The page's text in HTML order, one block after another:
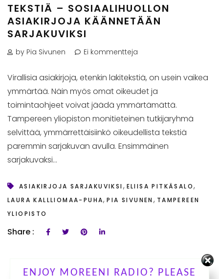
TEKSTIÄ – SOSIAALIHUOLLON
ASIAKIRJOJA KÄÄNNETÄÄN
SARJAKUVIKSI
by Pia Sivunen Ei kommentteja
Virallisia asiakirjoja, etenkin lakitekstiä, on usein vaikea
ymmärtää. Näin myös omat oikeudet ja
toimintaohjeet voivat jäädä ymmärtämättä.
Tampereen yliopiston monitieteinen tutkijaryhmä
selvittää, ymmärrettäisiinkö oikeudellista tekstiä
paremmin sarjakuvan avulla. Ensimmäinen
sarjakuvaksi...
ASIAKIRJOJA SARJAKUVIKSI, ELIISA PITKÄSALO,
LAURA KALLLIOMAA-PUHA,PIA SIVUNEN , TAMPEREEN
YLIOPISTO
Share :
ENJOY MOREENI RADIO? PLEASE